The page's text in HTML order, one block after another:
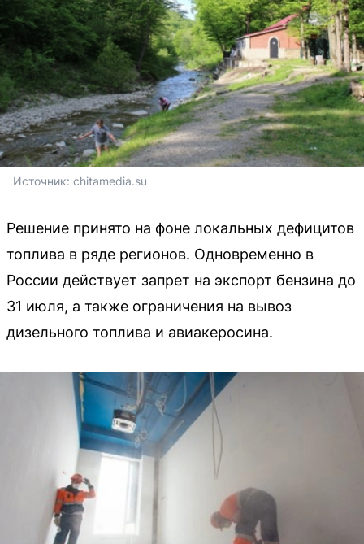
Источник: chitamedia.su
Решение принято на фоне локальных дефицитов
топлива в ряде регионов. Одновременно в
России действует запрет на экспорт бензина до
31 июля, а также ограничения на вывоз
дизельного топлива и авиакеросина.